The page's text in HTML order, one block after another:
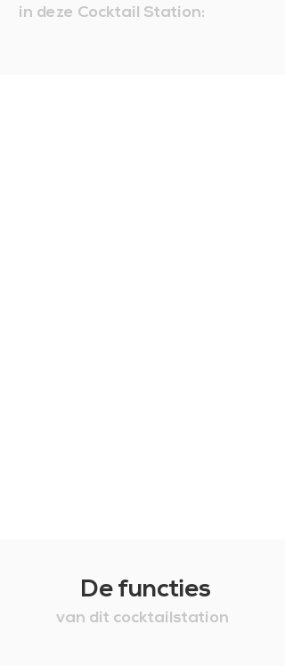
in deze Cocktail Station:
De functies
van dit cocktailstation